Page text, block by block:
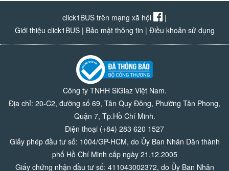
click1BUS trên mạng xã hội
|
Giới thiệu click1BUS| Bảo mật thông tin | Điều khoản sử dụng
Công ty TNHH SiGlaz Việt Nam.
Địa chỉ: 20-C2, đường số 69, Tân Quy Đông, Phường Tân Phong,
Quận 7, Tp.Hồ Chí Minh.
Điện thoại (+84) 283 620 1527
Giấy phép đầu tư số: 1004/GP-HCM, do Ủy Ban Nhân Dân thành
phố Hồ Chí Minh cấp ngày 21.12.2005
Giấy chứng nhận đầu tư số: 411043002372, do Ủy Ban Nhân